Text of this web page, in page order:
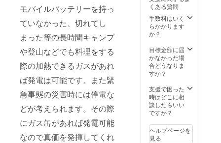
モバイルバッテリーを持っ
ていなかった、切れてし
まった等の長時間キャンプ
や登山などでも料理をする
際の加熱できるガスがあれ
ば発電は可能です。また緊
急事態の災害時には停電な
どが考えられます。その際
にガス缶があれば発電可能
なので真価を発揮してくれ
場合がござ
いますので
予めご了承
ください。
電話での対
応はしてお
りません。
す。
くある質問
手数料はいく
らかかります
か？
目標金額に届
かなかった場
合どうなりま
すか？
支援で困った
時はどこに相
談したらいい
ですか？
ヘルプページを
見る